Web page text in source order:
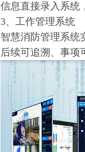
信息直接录入系统
3、工作管理系统
智慧消防管理系统
后续可追溯、事项